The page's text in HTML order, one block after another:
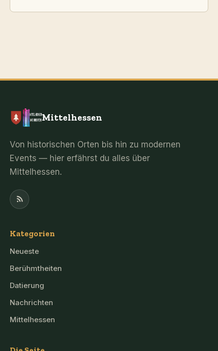
Mittelhessen
Von historischen Orten bis hin zu modernen
Events — hier erfährst du alles über
Mittelhessen.
Kategorien
Neueste
Berühmtheiten
Datierung
Nachrichten
Mittelhessen